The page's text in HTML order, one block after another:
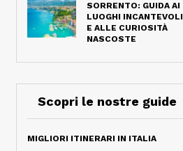
SORRENTO: GUIDA AI
LUOGHI INCANTEVOLI
E ALLE CURIOSITÀ
NASCOSTE
Scopri le nostre guide
MIGLIORI ITINERARI IN ITALIA